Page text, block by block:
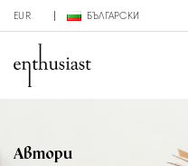
EUR БЪЛГАРСКИ
Автори